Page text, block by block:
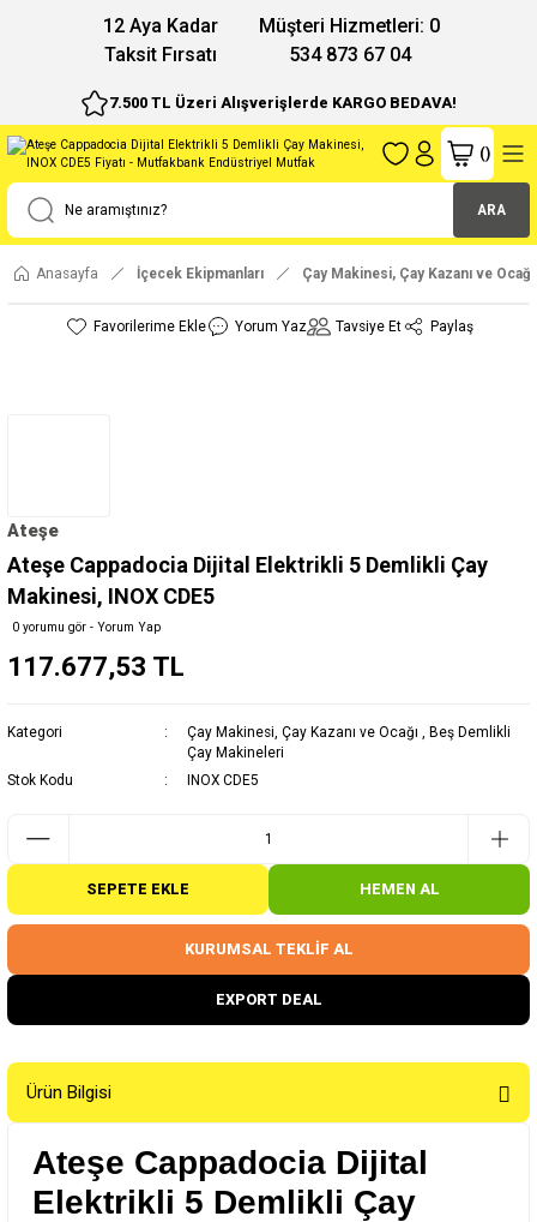
12 Aya Kadar
Taksit Fırsatı
Müşteri Hizmetleri: 0
534 873 67 04
7.500 TL Üzeri Alışverişlerde KARGO BEDAVA!
ARA
()
Anasayfa İçecek Ekipmanları Çay Makinesi, Çay Kazanı ve Ocağı
Yorum Yaz Tavsiye Et Paylaş
Ateşe
Ateşe Cappadocia Dijital Elektrikli 5 Demlikli Çay
Makinesi, INOX CDE5
0 yorumu gör - Yorum Yap
117.677,53 TL
Kategori Çay Makinesi, Çay Kazanı ve Ocağı
Beş Demlikli
Çay Makineleri
Stok Kodu
INOX CDE5
SEPETE EKLE HEMEN AL
KURUMSAL TEKLİF AL
EXPORT DEAL
Ürün Bilgisi
Ateşe Cappadocia Dijital
Elektrikli 5 Demlikli Çay